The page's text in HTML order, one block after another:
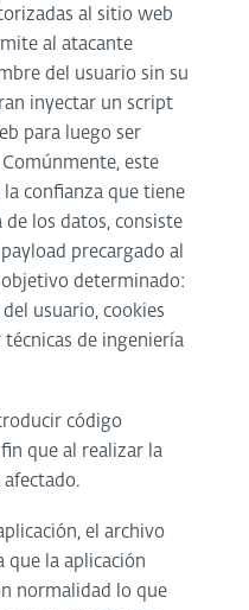
al sitio web
al atacante
del usuario sin su
inyectar un script
para luego ser
este
la confianza que tiene
los datos, consiste
precargado al
determinado:
usuario, cookies
de ingeniería
código
que al realizar la
afectado.
el archivo
que la aplicación
normalidad lo que